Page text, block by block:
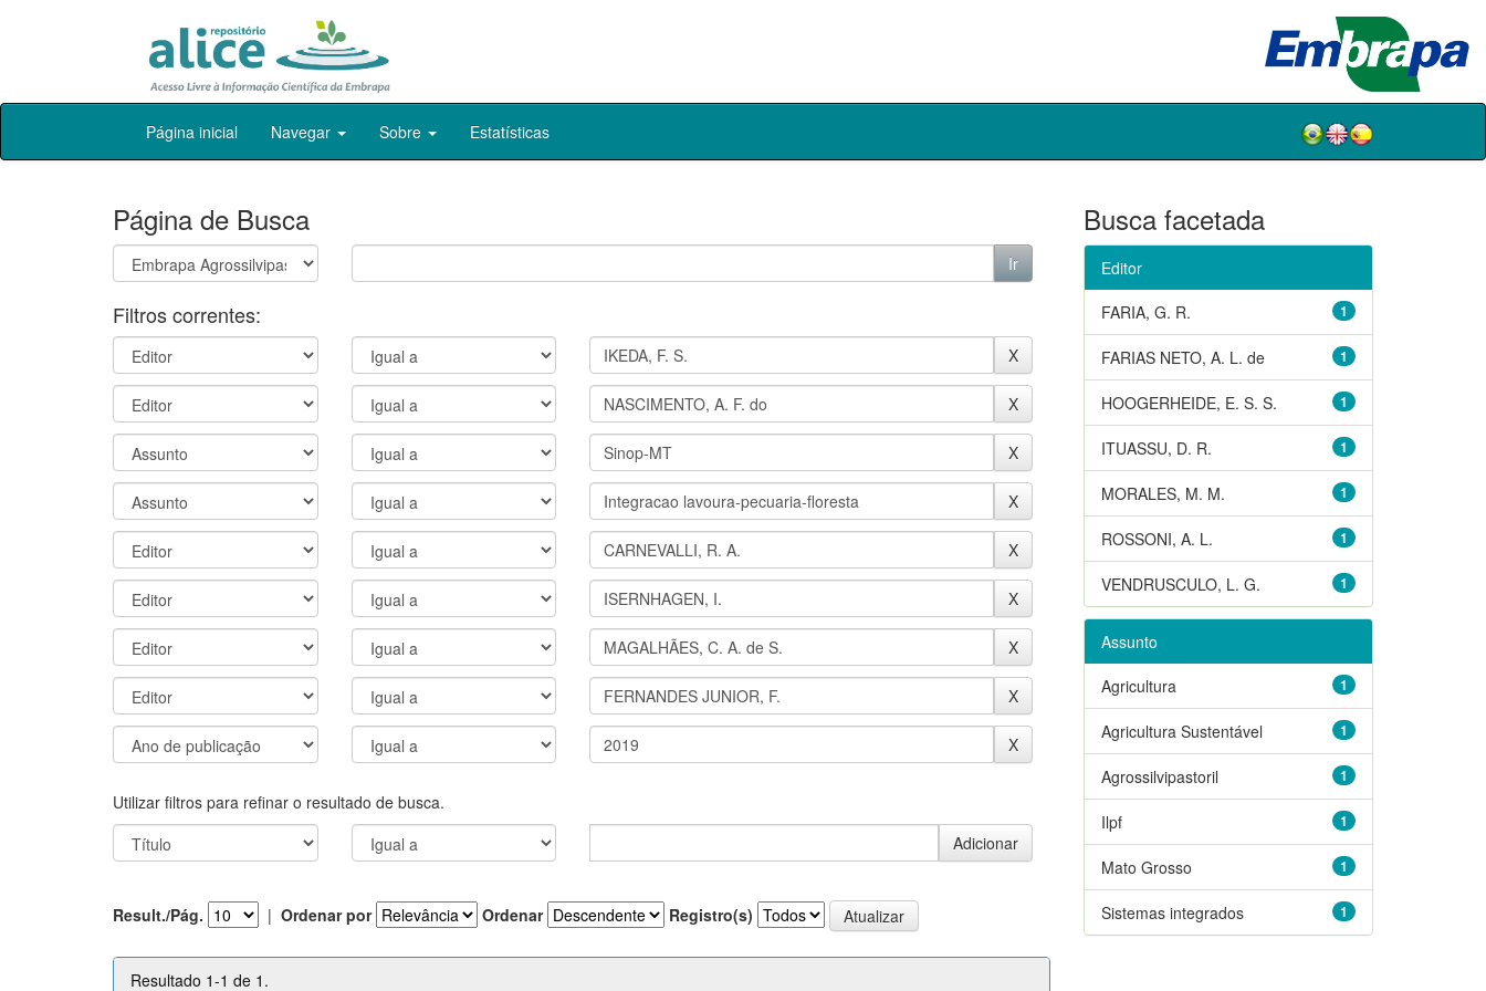
Skip
Página inicial Navegar Sobre Estatísticas
Página de Busca
Filtros correntes:
Utilizar filtros para refinar o resultado de busca.
Result./Pág. | Ordenar por Ordenar Registro(s)
Resultado 1-1 de 1.
Busca facetada
Editor
1
FARIA, G. R.
1
FARIAS NETO, A. L. de
1
HOOGERHEIDE, E. S. S.
1
ITUASSU, D. R.
1
MORALES, M. M.
1
ROSSONI, A. L.
1
VENDRUSCULO, L. G.
Assunto
1
Agricultura
1
Agricultura Sustentável
1
Agrossilvipastoril
1
Ilpf
1
Mato Grosso
1
Sistemas integrados